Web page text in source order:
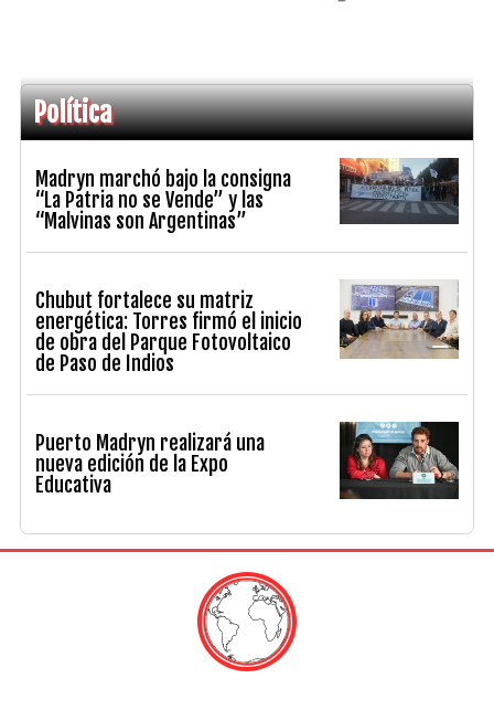
Política
Madryn marchó bajo la consigna
“La Patria no se Vende” y las
“Malvinas son Argentinas”
Chubut fortalece su matriz
energética: Torres firmó el inicio
de obra del Parque Fotovoltaico
de Paso de Indios
Puerto Madryn realizará una
nueva edición de la Expo
Educativa